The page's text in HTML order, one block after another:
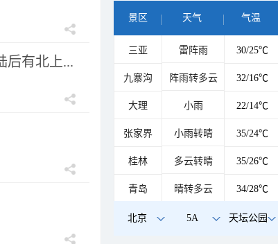
后有北上...
景区 天气 气温
三亚 雷阵雨 30/25℃
九寨沟 阵雨转多云 32/16℃
大理 小雨 22/14℃
张家界 小雨转晴 35/24℃
桂林 多云转晴 35/26℃
青岛 晴转多云 34/28℃
北京 5A 天坛公园